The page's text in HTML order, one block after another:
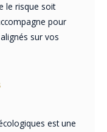
le risque soit
pour
sur vos
est une